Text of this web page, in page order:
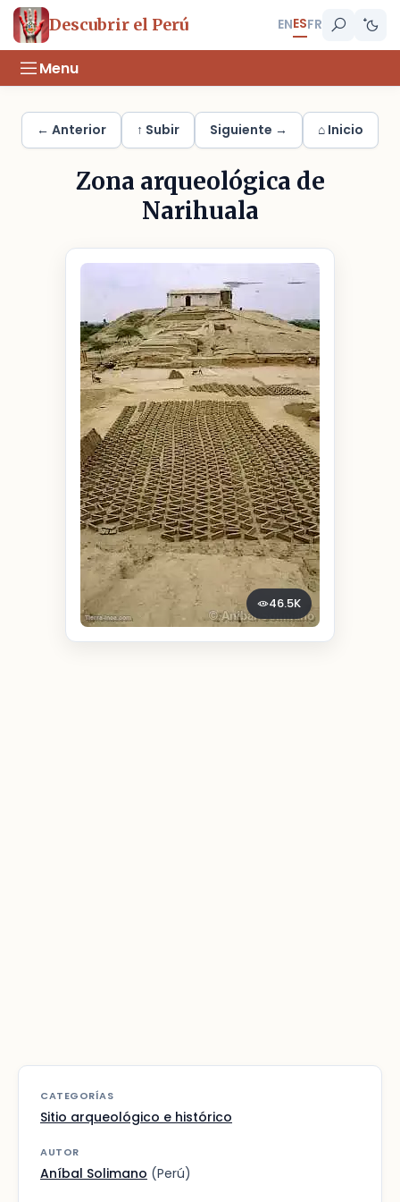
Descubrir el Perú ENESFR
Menu
← Anterior ↑ Subir Siguiente → ⌂ Inicio
Zona arqueológica de
Narihuala
46.5K
CATEGORÍAS
Sitio arqueológico e histórico
AUTOR
Aníbal Solimano (Perú)